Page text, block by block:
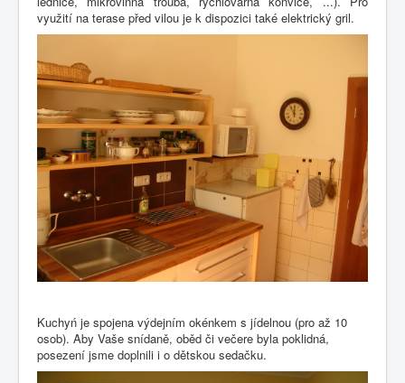
využití na terase před vilou je k dispozici také elektrický gril.
Kuchyń je spojena výdejním okénkem s jídelnou (pro až 10
osob). Aby Vaše snídaně, oběd či večere byla poklidná,
posezení jsme doplnili i o dětskou sedačku.